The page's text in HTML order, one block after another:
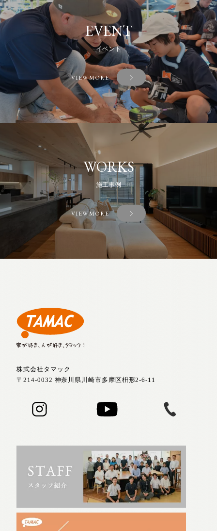
EVENT
イベント
VIEW MORE
WORKS
施工事例
VIEW MORE
株式会社タマック
〒214-0032 神奈川県川崎市多摩区枡形2-6-11